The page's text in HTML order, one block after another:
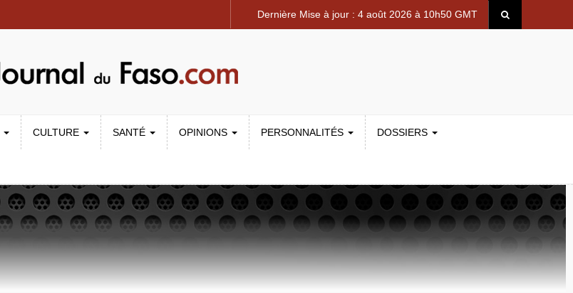
Dernière Mise à jour : 4 août 2026 à 10h50 GMT
CULTURE SANTÉ OPINIONS PERSONNALITÉS DOSSIERS